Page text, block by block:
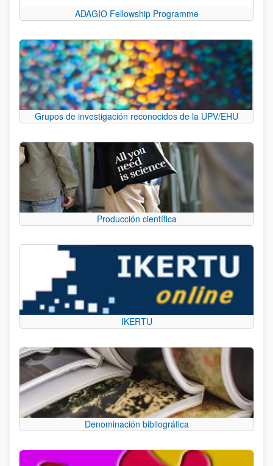
ADAGIO Fellowship Programme
Grupos de investigación reconocidos de la UPV/EHU
Producción científica
IKERTU
Denominación bibliográfica